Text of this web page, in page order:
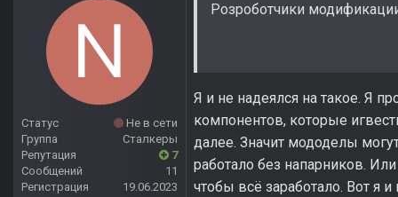
Статус
Не в сети
Группа
Сталкеры
Репутация
7
Сообщений
11
Регистрация
19.06.2023
Розроботчики
Я и не надеялся на такое. Я
компонентов, которые
далее. Значит мододелы
работало без напарников.
чтобы всё заработало. Вот я